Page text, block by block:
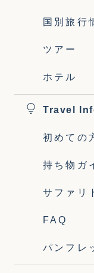
国別旅行
ツアー
ホテル
Travel
初めての
持ち物ガ
サファリ
FAQ
パンフレ